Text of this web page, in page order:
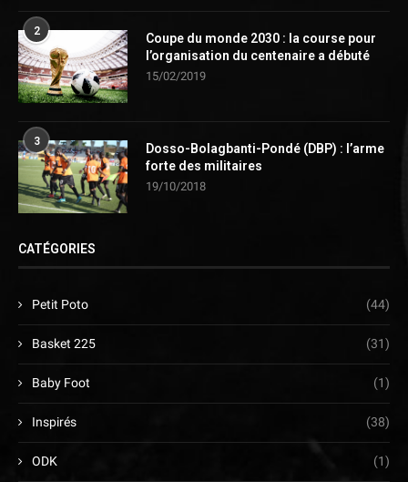
2
Coupe du monde 2030 : la course pour
l’organisation du centenaire a débuté
15/02/2019
3
Dosso-Bolagbanti-Pondé (DBP) : l’arme
forte des militaires
19/10/2018
CATÉGORIES
Petit Poto (44)
Basket 225 (31)
Baby Foot (1)
Inspirés (38)
ODK (1)